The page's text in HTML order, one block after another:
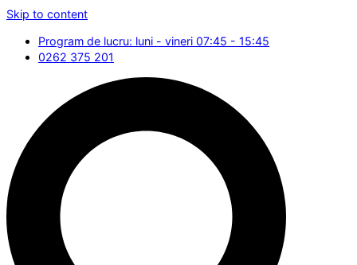
Skip to content
Program de lucru: luni - vineri 07:45 - 15:45
0262 375 201